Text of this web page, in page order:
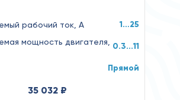
рабочий ток, А 1…25
мощность двигателя,
0.3...11
Прямой
35 032 ₽